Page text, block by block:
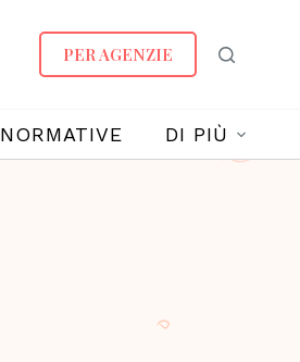
PER AGENZIE
NORMATIVE DI PIÙ